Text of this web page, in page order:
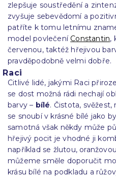
zlepšuje soustředění a
zvyšuje sebevědomí a
patříte k tomu letnímu
model povlečení Constantin,
červenou, taktéž hřejivou
pravděpodobně velmi dobře.
Raci
Citlivé lidé, jakými Raci
se dost možná rádi nechají
barvy – bílé. Čistota,
se snoubí v krásné bílé jako
samotná však někdy může
hřejivý pocit je vhodné ji
například se žlutou,
můžeme směle doporučit
krásu bílé na podkladu a